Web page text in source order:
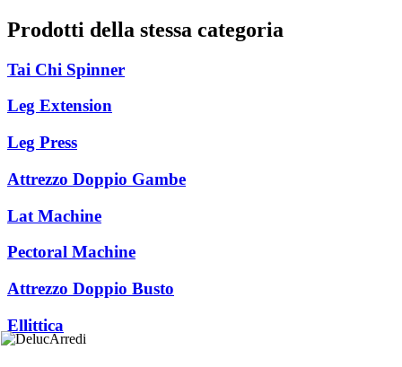
Prodotti della stessa categoria
Tai Chi Spinner
Leg Extension
Leg Press
Attrezzo Doppio Gambe
Lat Machine
Pectoral Machine
Attrezzo Doppio Busto
Ellittica